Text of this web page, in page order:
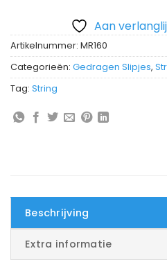
Aan
Artikelnummer: MR160
Categorieën: Gedragen Slipjes,
Tag: String
Beschrijving
Extra informatie